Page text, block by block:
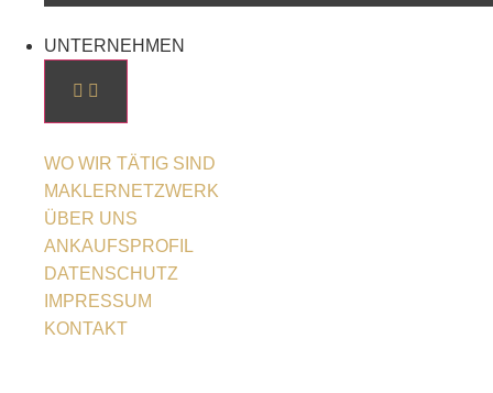
UNTERNEHMEN
WO WIR TÄTIG SIND
MAKLERNETZWERK
ÜBER UNS
ANKAUFSPROFIL
DATENSCHUTZ
IMPRESSUM
KONTAKT